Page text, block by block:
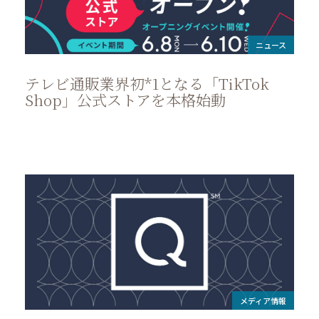
ニュース
テレビ通販業界初*1となる「TikTok
Shop」公式ストアを本格始動
メディア情報